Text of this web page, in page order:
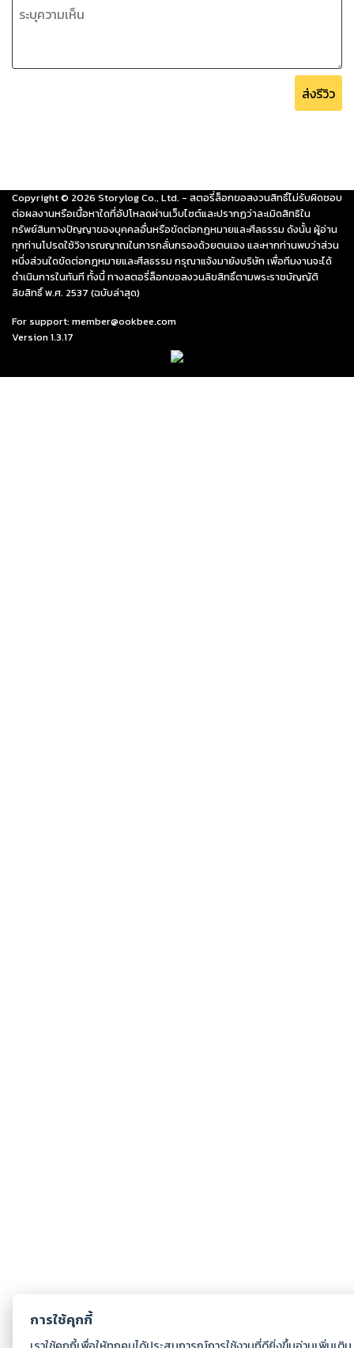
ส่งรีวิว
Copyright © 2026 Storylog Co., Ltd. - สตอรี่ล็อกขอสงวนสิทธิ์ไม่รับผิดชอบ
ต่อผลงานหรือเนื้อหาใดที่อัปโหลดผ่านเว็บไซต์และปรากฏว่าละเมิดสิทธิใน
ทรัพย์สินทางปัญญาของบุคคลอื่นหรือขัดต่อกฎหมายและศีลธรรม ดังนั้น ผู้อ่าน
ทุกท่านโปรดใช้วิจารณญาณในการกลั่นกรองด้วยตนเอง และหากท่านพบว่าส่วน
หนึ่งส่วนใดขัดต่อกฎหมายและศีลธรรม กรุณาแจ้งมายังบริษัท เพื่อทีมงานจะได้
ดำเนินการในทันที ทั้งนี้ ทางสตอรี่ล็อกขอสงวนลิขสิทธิ์ตามพระราชบัญญัติ
ลิขสิทธิ์ พ.ศ. 2537 (ฉบับล่าสุด)
For support: member@ookbee.com
Version1.3.17
การใช้คุกกี้